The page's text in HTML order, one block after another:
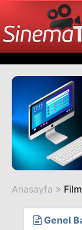
Anasayfa Film
Genel